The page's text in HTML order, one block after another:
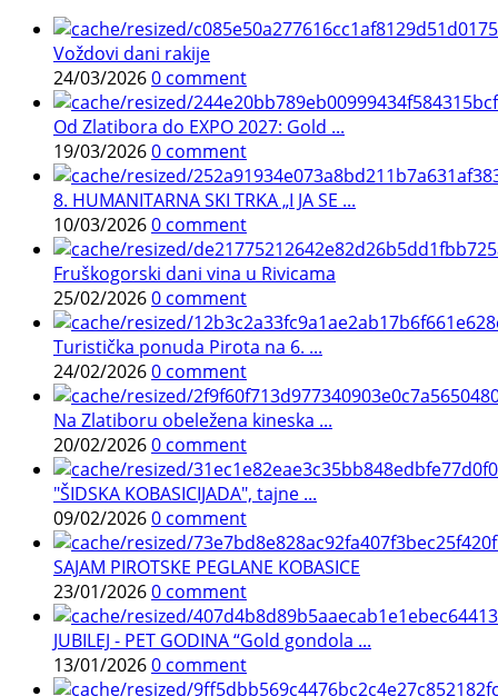
Voždovi dani rakije
24/03/20260 comment
Od Zlatibora do EXPO 2027: Gold ...
19/03/20260 comment
8. HUMANITARNA SKI TRKA „I JA SE ...
10/03/20260 comment
Fruškogorski dani vina u Rivicama
25/02/20260 comment
Turistička ponuda Pirota na 6. ...
24/02/20260 comment
Na Zlatiboru obeležena kineska ...
20/02/20260 comment
"ŠIDSKA KOBASICIJADA", tajne ...
09/02/20260 comment
SAJAM PIROTSKE PEGLANE KOBASICE
23/01/20260 comment
JUBILEJ - PET GODINA “Gold gondola ...
13/01/20260 comment